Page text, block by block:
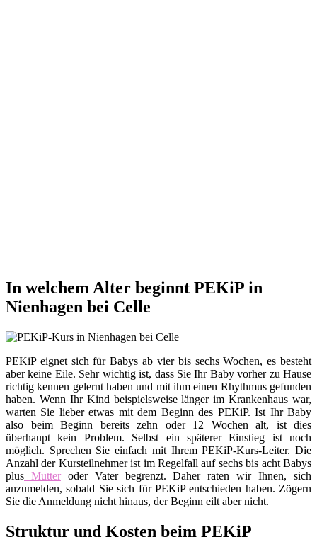
In welchem Alter beginnt PEKiP in
Nienhagen bei Celle
PEKiP eignet sich für Babys ab vier bis sechs Wochen, es besteht
aber keine Eile. Sehr wichtig ist, dass Sie Ihr Baby vorher zu Hause
richtig kennen gelernt haben und mit ihm einen Rhythmus gefunden
haben. Wenn Ihr Kind beispielsweise länger im Krankenhaus war,
warten Sie lieber etwas mit dem Beginn des PEKiP. Ist Ihr Baby
also beim Beginn bereits zehn oder 12 Wochen alt, ist dies
überhaupt kein Problem. Selbst ein späterer Einstieg ist noch
möglich. Sprechen Sie einfach mit Ihrem PEKiP-Kurs-Leiter. Die
Anzahl der Kursteilnehmer ist im Regelfall auf sechs bis acht Babys
plus Mutteroder Vater begrenzt. Daher raten wir Ihnen, sich
anzumelden, sobald Sie sich für PEKiP entschieden haben. Zögern
Sie die Anmeldung nicht hinaus, der Beginn eilt aber nicht.
Struktur und Kosten beim PEKiP